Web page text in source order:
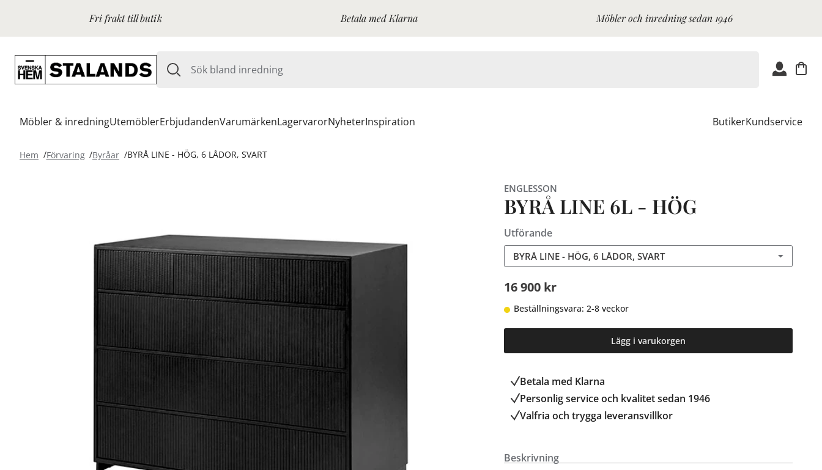
Fri frakt till butik Betala med Klarna Möbler och inredning sedan 1946
Möbler & inredningUtemöblerErbjudandenVarumärkenLagervarorNyheterInspiration ButikerKundservice
Hem Förvaring Byråar BYRÅ LINE - HÖG, 6 LÅDOR, SVART
ENGLESSON
BYRÅ LINE 6L - HÖG
Utförande
BYRÅ LINE - HÖG, 6 LÅDOR, SVART
16 900 kr
Beställningsvara: 2-8 veckor
Lägg i varukorgen
Betala med Klarna
Personlig service och kvalitet sedan 1946
Valfria och trygga leveransvillkor
Beskrivning